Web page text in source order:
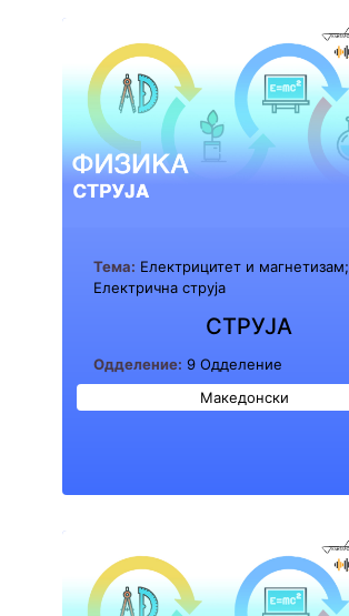
Тема: Електрицитет и магнетизам;
Електрична струја
СТРУЈА
Одделение: 9 Одделение
Македонски